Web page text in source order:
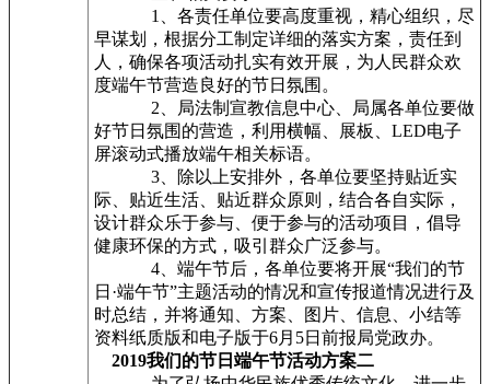
1、各责任单位要高度重视，精心组织，尽
早谋划，根据分工制定详细的落实方案，责任到
人，确保各项活动扎实有效开展，为人民群众欢
度端午节营造良好的节日氛围。
2、局法制宣教信息中心、局属各单位要做
好节日氛围的营造，利用横幅、展板、LED电子
屏滚动式播放端午相关标语。
3、除以上安排外，各单位要坚持贴近实
际、贴近生活、贴近群众原则，结合各自实际，
设计群众乐于参与、便于参与的活动项目，倡导
健康环保的方式，吸引群众广泛参与。
4、端午节后，各单位要将开展“我们的节
日·端午节”主题活动的情况和宣传报道情况进行及
时总结，并将通知、方案、图片、信息、小结等
资料纸质版和电子版于6月5日前报局党政办。
2019我们的节日端午节活动方案二